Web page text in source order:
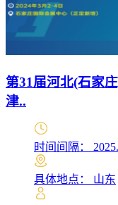
第31届河北(石家
津..
时间间隔：
具体地点： 山东